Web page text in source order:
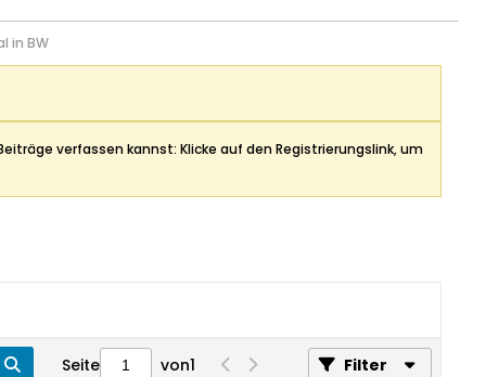
in BW
verfassen kannst: Klicke auf den Registrierungslink, um
Seite von1 Filter